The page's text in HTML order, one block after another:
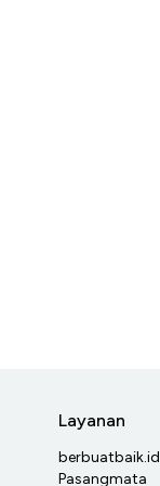
Layanan
berbuatbaik.id
Pasangmata